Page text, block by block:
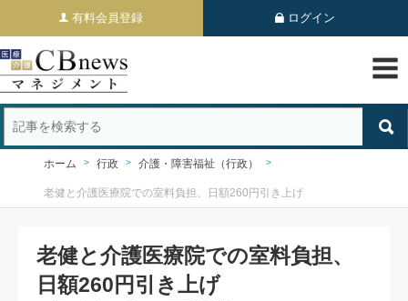
有料会員登録 ログイン
ホーム 行政 介護・障害福祉（行政）
老健と介護医療院での室料負担、日額260円引き上げ
老健と介護医療院での室料負担、
日額260円引き上げ